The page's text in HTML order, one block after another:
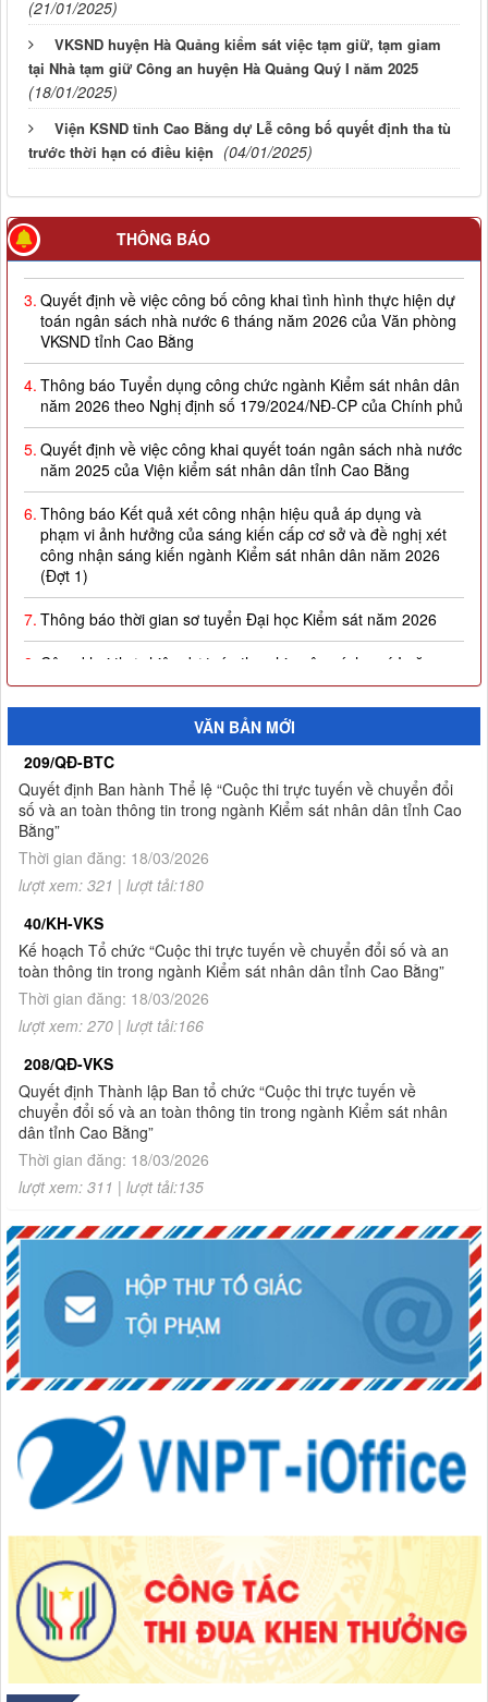
(21/01/2025)
VKSND huyện Hà Quảng kiểm sát việc tạm giữ, tạm giam
tại Nhà tạm giữ Công an huyện Hà Quảng Quý I năm 2025
(18/01/2025)
Viện KSND tỉnh Cao Bằng dự Lễ công bố quyết định tha tù
trước thời hạn có điều kiện (04/01/2025)
THÔNG BÁO
2.Quyết định về việc công bố công khai giao dự toán NSNN
3.Quyết định về việc công bố công khai tình hình thực hiện dự
toán ngân sách nhà nước 6 tháng năm 2026 của Văn phòng
VKSND tỉnh Cao Bằng
4.Thông báo Tuyển dụng công chức ngành Kiểm sát nhân dân
năm 2026 theo Nghị định số 179/2024/NĐ-CP của Chính phủ
5.Quyết định về việc công khai quyết toán ngân sách nhà nước
năm 2025 của Viện kiểm sát nhân dân tỉnh Cao Bằng
6.Thông báo Kết quả xét công nhận hiệu quả áp dụng và
phạm vi ảnh hưởng của sáng kiến cấp cơ sở và đề nghị xét
công nhận sáng kiến ngành Kiểm sát nhân dân năm 2026
(Đợt 1)
7.Thông báo thời gian sơ tuyển Đại học Kiểm sát năm 2026
8.Công khai thực hiện dự toán thu-chi ngân sách quý I năm
9.Quyết định công nhận kết quả và trao giải thưởng Cuộc thi
trực tuyến về chuyển đổi số và an toàn thông tin trong ngành
Kiểm sát nhân dân tỉnh Cao Bằng
10.Thông báo Kết quả Cuộc thi trực tuyến về chuyển đổi số và
an toàn thông tin trong ngành Kiểm sát nhân dân tỉnh Cao
Bằng
1.Thông báo tuyển sinh đào tạo trình độ thạc sĩ ngành Luật
hình sự và tố tụng hình sự (khóa 8), ngành Luật (khóa 3) đợt
2 năm 2026
VĂN BẢN MỚI
209/QĐ-BTC
Quyết định Ban hành Thể lệ “Cuộc thi trực tuyến về chuyển đổi
số và an toàn thông tin trong ngành Kiểm sát nhân dân tỉnh Cao
Bằng”
Thời gian đăng: 18/03/2026
lượt xem: 321 | lượt tải:180
40/KH-VKS
Kế hoạch Tổ chức “Cuộc thi trực tuyến về chuyển đổi số và an
toàn thông tin trong ngành Kiểm sát nhân dân tỉnh Cao Bằng”
Thời gian đăng: 18/03/2026
lượt xem: 270 | lượt tải:166
208/QĐ-VKS
Quyết định Thành lập Ban tổ chức “Cuộc thi trực tuyến về
chuyển đổi số và an toàn thông tin trong ngành Kiểm sát nhân
dân tỉnh Cao Bằng”
Thời gian đăng: 18/03/2026
lượt xem: 311 | lượt tải:135